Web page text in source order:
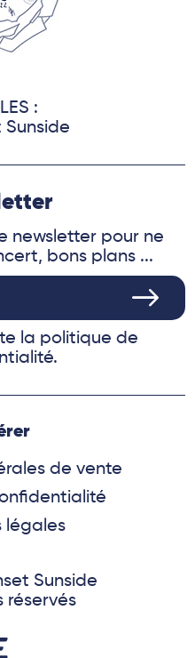
:
Sunside
newsletter pour ne
bons plans ...
la politique de
de vente
légales
Sunside
réservés